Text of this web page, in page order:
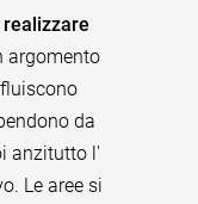
realizzare
argomento
da
anzitutto l'
Le aree si